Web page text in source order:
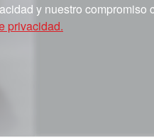
y nuestro compromiso
privacidad.